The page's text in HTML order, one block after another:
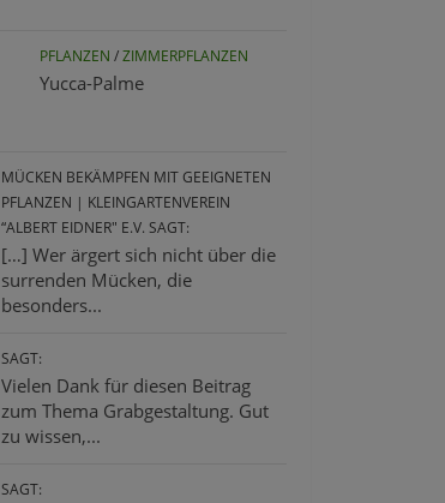
PFLANZEN /ZIMMERPFLANZEN
Yucca-Palme
MÜCKEN BEKÄMPFEN MIT GEEIGNETEN
PFLANZEN | KLEINGARTENVEREIN
“ALBERT EIDNER" E.V. SAGT:
[…] Wer ärgert sich nicht über die
surrenden Mücken, die
besonders...
SAGT:
Vielen Dank für diesen Beitrag
zum Thema Grabgestaltung. Gut
zu wissen,...
SAGT: